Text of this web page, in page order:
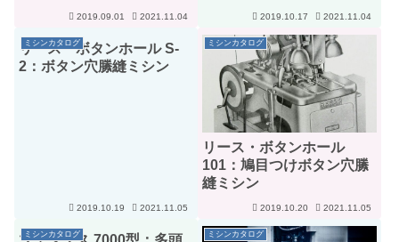
2019.09.01 2021.11.04 2019.10.17 2021.11.04
ミシンカタログ
リース・ボタンホール S-
2：ボタン穴縢縫ミシン
2019.10.19 2021.11.05
ミシンカタログ
リース・ボタンホール
101：鳩目つけボタン穴縢
縫ミシン
2019.10.20 2021.11.05
ミシンカタログ ミシンカタログ